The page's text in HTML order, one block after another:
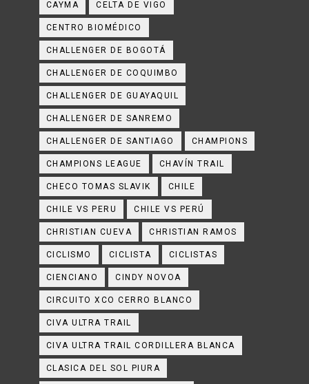
CAYMA CELTA DE VIGO
CENTRO BIOMÉDICO
CHALLENGER DE BOGOTÁ
CHALLENGER DE COQUIMBO
CHALLENGER DE GUAYAQUIL
CHALLENGER DE SANREMO
CHALLENGER DE SANTIAGO CHAMPIONS
CHAMPIONS LEAGUE CHAVÍN TRAIL
CHECO TOMAS SLAVIK CHILE
CHILE VS PERU CHILE VS PERÚ
CHRISTIAN CUEVA CHRISTIAN RAMOS
CICLISMO CICLISTA CICLISTAS
CIENCIANO CINDY NOVOA
CIRCUITO XCO CERRO BLANCO
CIVA ULTRA TRAIL
CIVA ULTRA TRAIL CORDILLERA BLANCA
CLASICA DEL SOL PIURA